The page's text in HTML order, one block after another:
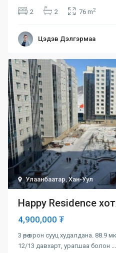
2 2 76 m2
Цэдэв Дэлгэрмаа
Улаанбаатар ,Хан-Уул
Happy Residence
4,900,000 ₮
3 өрөө орон сууц худалдана. 88.9
12/13 давхарт, урагшаа болон